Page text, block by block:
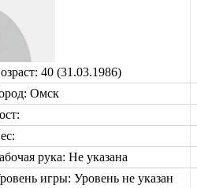
40 (31.03.1986)
Омск
рука: Не указана
игры: Уровень не указан